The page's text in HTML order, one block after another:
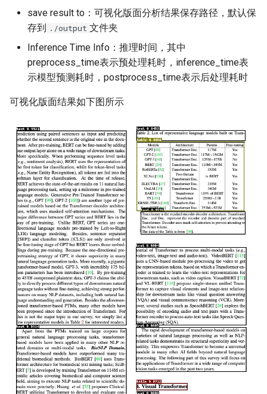
save result to：可视化版面分析结果保存路径，默认保
存到 ./output 文件夹
Inference Time Info：推理时间，其中
preprocess_time表示预处理耗时，inference_time表
示模型预测耗时，postprocess_time表示后处理耗时
可视化版面结果如下图所示